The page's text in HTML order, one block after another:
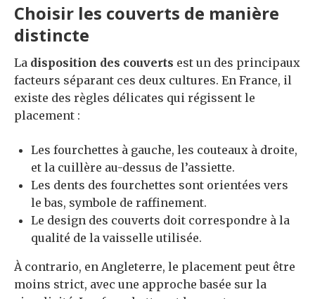
Choisir les couverts de manière
distincte
La disposition des couverts est un des principaux
facteurs séparant ces deux cultures. En France, il
existe des règles délicates qui régissent le
placement :
Les fourchettes à gauche, les couteaux à droite,
et la cuillère au-dessus de l’assiette.
Les dents des fourchettes sont orientées vers
le bas, symbole de raffinement.
Le design des couverts doit correspondre à la
qualité de la vaisselle utilisée.
À contrario, en Angleterre, le placement peut être
moins strict, avec une approche basée sur la